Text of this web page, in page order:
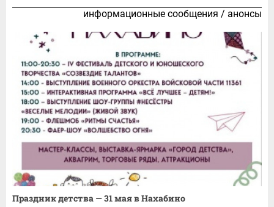
информационные сообщения / анонсы
Праздник детства — 31 мая в Нахабино